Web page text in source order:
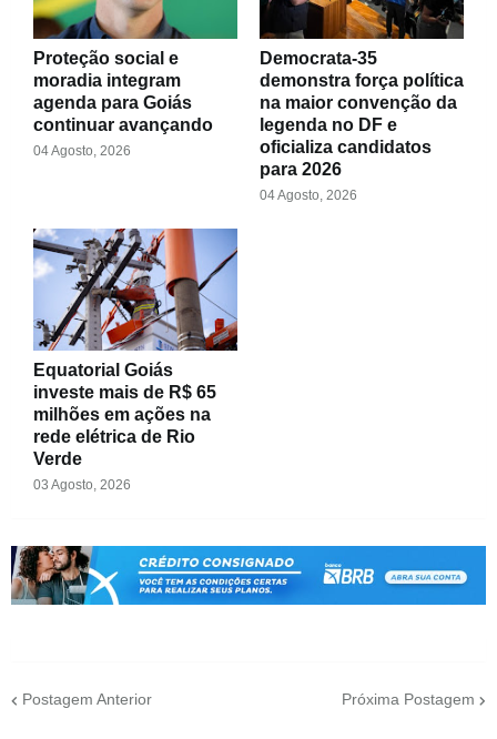
Proteção social e
moradia integram
agenda para Goiás
continuar avançando
04 Agosto, 2026
Democrata-35
demonstra força política
na maior convenção da
legenda no DF e
oficializa candidatos
para 2026
04 Agosto, 2026
Equatorial Goiás
investe mais de R$ 65
milhões em ações na
rede elétrica de Rio
Verde
03 Agosto, 2026
Postagem Anterior Próxima Postagem